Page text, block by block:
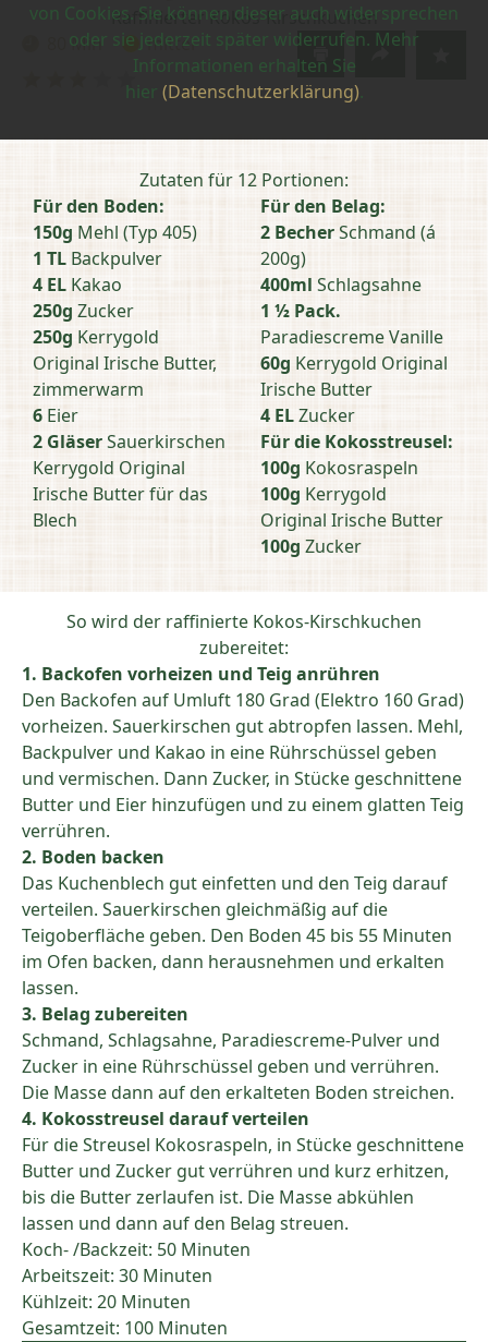
von Cookies. Sie können dieser auch widersprechen
oder sie jederzeit später widerrufen. Mehr
Informationen erhalten Sie
hier (Datenschutzerklärung).
Raffinierter Kokos-Kirschkuchen
Zubereitungszeit:
80 Min Schwierigkeit:
mittel
Zutaten für 12 Portionen:
Für den Boden:
150g Mehl (Typ 405)
1 TL Backpulver
4 EL Kakao
250g Zucker
250g Kerrygold
Original Irische Butter,
zimmerwarm
6 Eier
2 GläserSauerkirschen
Kerrygold Original
Irische Butter für das
Blech
Für den Belag:
2 BecherSchmand (á
200g)
400ml Schlagsahne
1 ½ Pack.
Paradiescreme Vanille
60g Kerrygold Original
Irische Butter
4 ELZucker
Für die Kokosstreusel:
100g Kokosraspeln
100g Kerrygold
Original Irische Butter
100g Zucker
So wird der raffinierte Kokos-Kirschkuchen
zubereitet:
1. Backofen vorheizen und Teig anrühren
Den Backofen auf Umluft 180 Grad (Elektro 160 Grad)
vorheizen. Sauerkirschen gut abtropfen lassen. Mehl,
Backpulver und Kakao in eine Rührschüssel geben
und vermischen. Dann Zucker, in Stücke geschnittene
Butter und Eier hinzufügen und zu einem glatten Teig
verrühren.
2. Boden backen
Das Kuchenblech gut einfetten und den Teig darauf
verteilen. Sauerkirschen gleichmäßig auf die
Teigoberfläche geben. Den Boden 45 bis 55 Minuten
im Ofen backen, dann herausnehmen und erkalten
lassen.
3. Belag zubereiten
Schmand, Schlagsahne, Paradiescreme-Pulver und
Zucker in eine Rührschüssel geben und verrühren.
Die Masse dann auf den erkalteten Boden streichen.
4. Kokosstreusel darauf verteilen
Für die Streusel Kokosraspeln, in Stücke geschnittene
Butter und Zucker gut verrühren und kurz erhitzen,
bis die Butter zerlaufen ist. Die Masse abkühlen
lassen und dann auf den Belag streuen.
Koch- /Backzeit: 50 Minuten
Arbeitszeit: 30 Minuten
Kühlzeit: 20 Minuten
Gesamtzeit: 100 Minuten